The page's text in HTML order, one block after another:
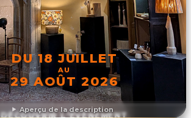
Aperçu de la description
DU 18 JUILLET
AU
29 AOÛT 2026
DÉCOUVRIR L'ÉVÉNEMENT